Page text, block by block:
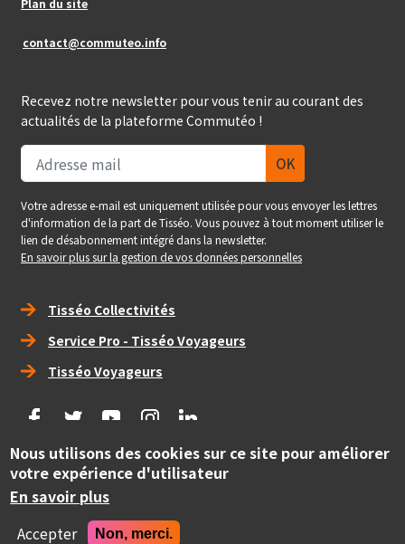
Plan du site
contact@commuteo.info
Recevez notre newsletter pour vous tenir au courant des
actualités de la plateforme Commutéo !
Votre adresse e-mail est uniquement utilisée pour vous envoyer les lettres
d'information de la part de Tisséo. Vous pouvez à tout moment utiliser le
lien de désabonnement intégré dans la newsletter.
En savoir plus sur la gestion de vos données personnelles
Right_footer
Tisséo Collectivités
Service Pro - Tisséo Voyageurs
Tisséo Voyageurs
social
Copyright
© Tisséo Collectivités 2020 - Autorité organisatrice des
mobilités de la grande agglomération toulousaine.
Realise
Site conçu et développé par Pepper Cube
Nous utilisons des cookies sur ce site pour améliorer
votre expérience d'utilisateur
En savoir plus
Accepter
Non, merci.